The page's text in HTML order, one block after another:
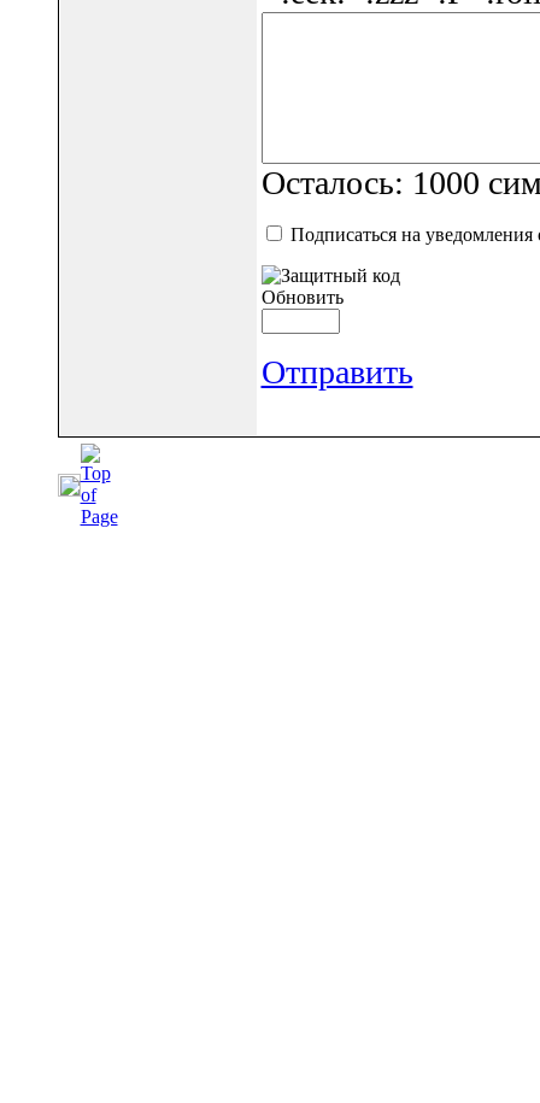
Осталось: 1000
Подписаться на
Обновить
Отправить